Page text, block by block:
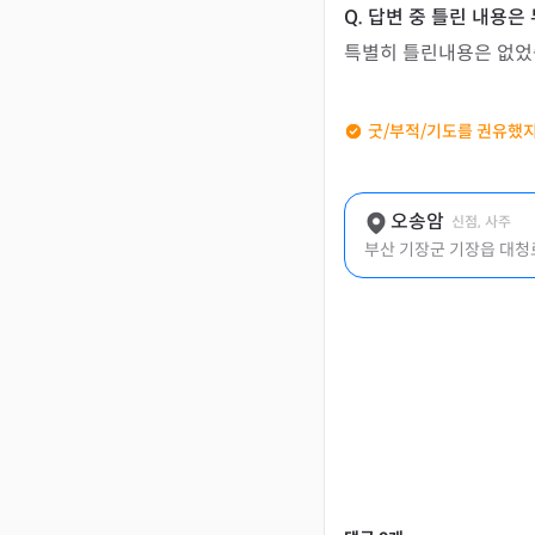
특별히 틀린내용은 없
굿/부적/기도를 권유했
오송암 신점, 사주
부산 기장군 기장읍 대